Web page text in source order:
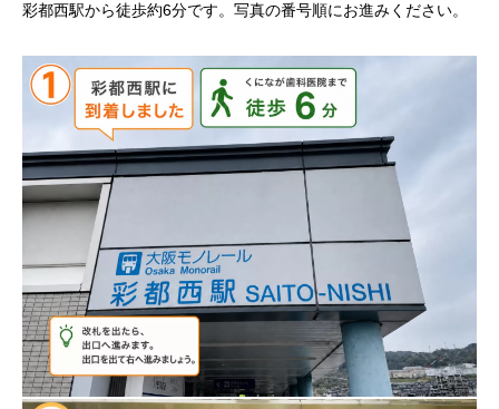
彩都西駅から徒歩約6分です。写真の番号順にお進みください。